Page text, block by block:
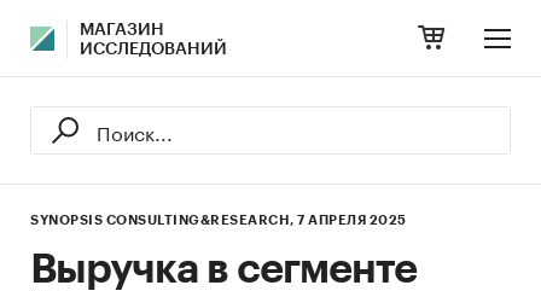
МАГАЗИН
ИССЛЕДОВАНИЙ
SYNOPSIS CONSULTING&RESEARCH, 7 АПРЕЛЯ 2025
Выручка в сегменте